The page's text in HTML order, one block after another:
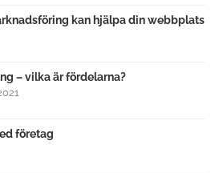
kan hjälpa din webbplats
– vilka är fördelarna?
företag